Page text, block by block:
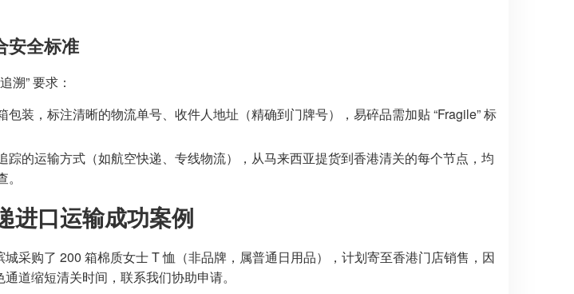
安全标准
溯” 要求：
包装，标注清晰的物流单号、收件人地址（精确到门牌号），易碎品需加贴 “Fragile” 标
踪的运输方式（如航空快递、专线物流），从马来西亚提货到香港清关的每个节点，均
进口运输成功案例
采购了 200 箱棉质女士 T 恤（非品牌，属普通日用品），计划寄至香港门店销售，因
道缩短清关时间，联系我们协助申请。